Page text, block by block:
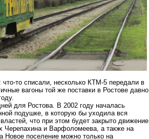
то списали, несколько КТМ-5 передали в
вагоны той же поставки в Ростове давно
для Ростова. В 2002 году началась
подушке, в которую бы уходила вся
что при этом будет закрыто движение
и Варфоломеева, а также на
Новое поселение можно только на